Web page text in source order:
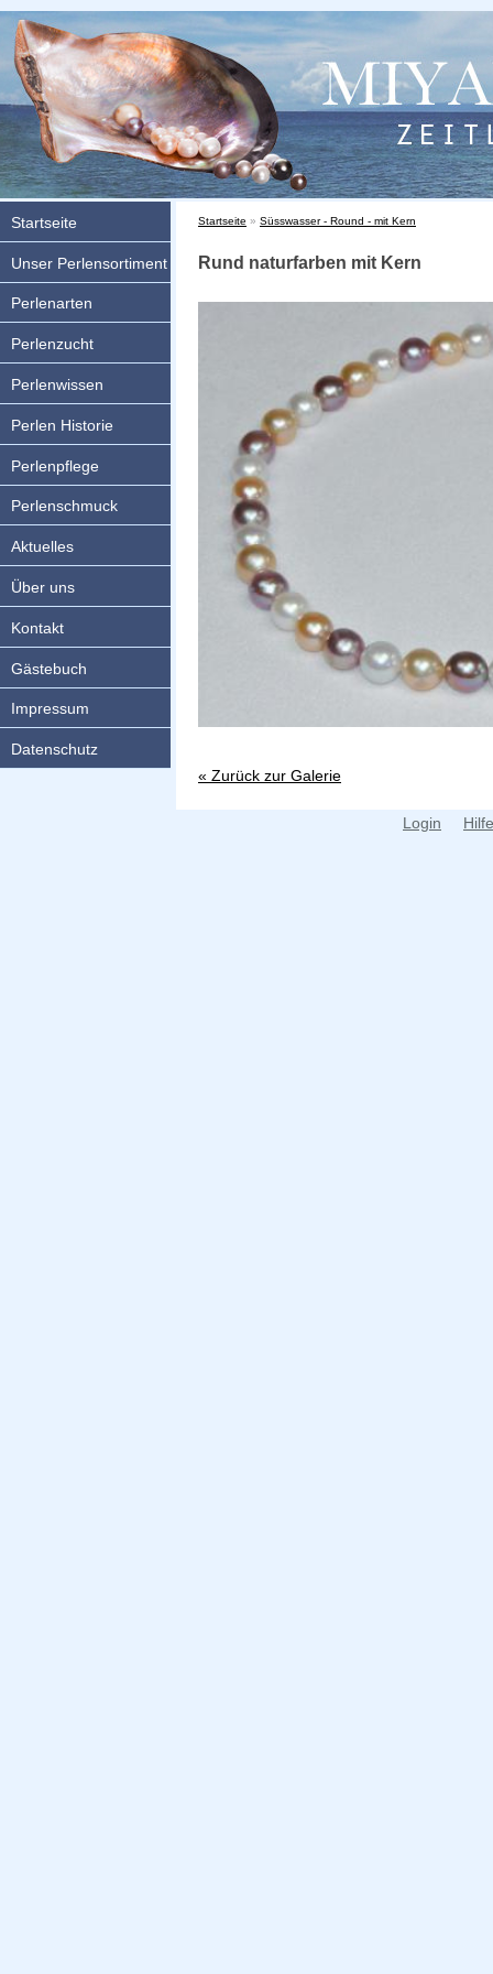
Startseite
Unser Perlensortiment
Perlenarten
Perlenzucht
Perlenwissen
Perlen Historie
Perlenpflege
Perlenschmuck
Aktuelles
Über uns
Kontakt
Gästebuch
Impressum
Datenschutz
Sie sind hier
Startseite » Süsswasser - Round - mit Kern
Rund naturfarben mit Kern
« Zurück zur Galerie
Hilfe
Login